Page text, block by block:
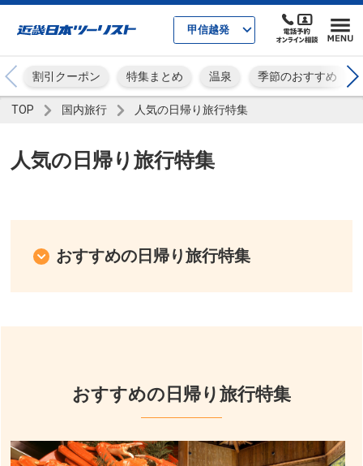
甲信越発
割引クーポン 特集まとめ 温泉 季節のおすすめ
TOP 国内旅行 人気の日帰り旅行特集
人気の日帰り旅行特集
おすすめの日帰り旅行特集
おすすめの日帰り旅行特集